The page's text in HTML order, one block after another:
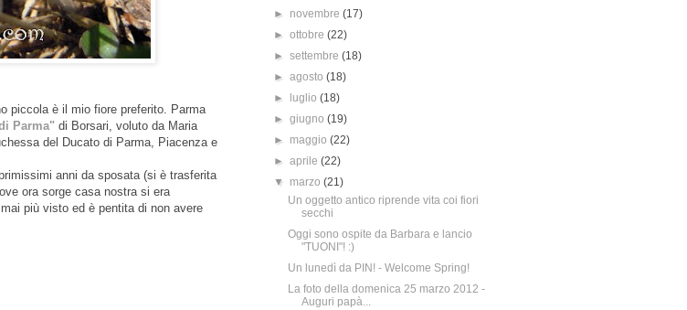
piccola è il mio fiore preferito. Parma
Parma" di Borsari, voluto da Maria
del Ducato di Parma, Piacenza e
anni da sposata (si è trasferita
ora sorge casa nostra si era
più visto ed è pentita di non avere
► novembre(17)
►ottobre(22)
►settembre(18)
►agosto(18)
►
luglio(18)
►giugno(19)
► maggio(22)
►aprile(22)
▼ marzo(21)
Un oggetto antico riprende vita coi fiori
secchi
Oggi sono ospite da Barbara e lancio
"TUONI"! :)
Un lunedì da PIN! - Welcome Spring!
La foto della domenica 25 marzo 2012 -
Auguri papà...